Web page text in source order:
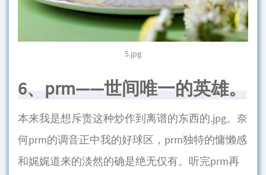
5.jpg
6、prm——世间唯一的英雄。
本来我是想斥责这种炒作到离谱的东西的.jpg。奈
何prm的调音正中我的好球区，prm独特的慵懒感
和娓娓道来的淡然的确是绝无仅有。听完prm再